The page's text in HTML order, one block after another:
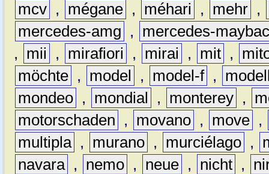
mcv , mégane , méhari , mehr ,
mercedes-amg
,
mercedes-
,
mii , mirafiori , mirai , mit ,
möchte , model , model-f ,
mondeo , mondial , monterey ,
motorschaden
, movano , move ,
multipla , murano , murciélago ,
navara , nemo , neue , nicht ,